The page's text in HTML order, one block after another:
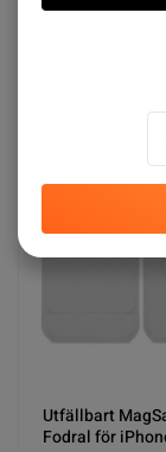
Utfällbart
Fodral för